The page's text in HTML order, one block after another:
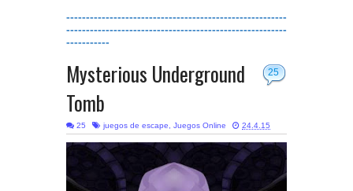
--------------------------------------------------------
--------------------------------------------------------
-----------
25
Mysterious Underground
Tomb
25 juegos de escape, Juegos Online 24.4.15